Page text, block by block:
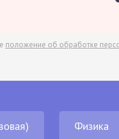
положение об обработке
Физика